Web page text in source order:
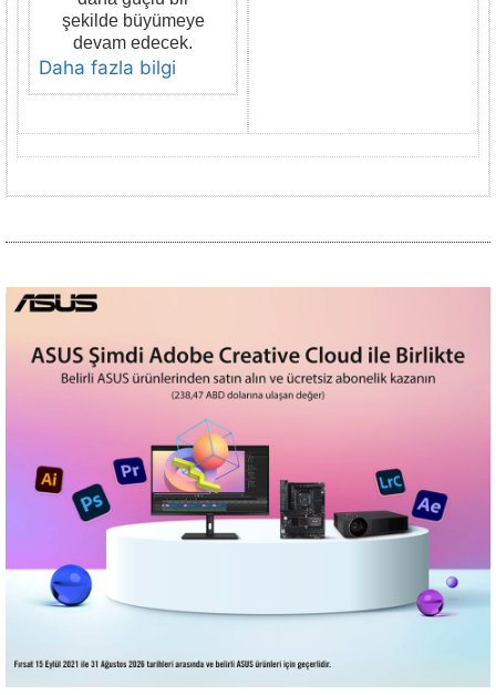
şekilde büyümeye
devam edecek.
Daha fazla bilgi